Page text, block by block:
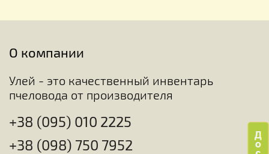
О компании
Улей - это качественный инвентарь
пчеловода от производителя
+38 (095) 010 2225
+38 (098) 750 7952